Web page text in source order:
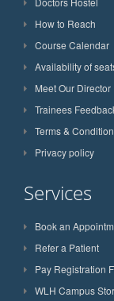
How to Reach
Course Calendar
Availability of
Meet Our Director
Trainees
Terms &
Privacy policy
Services
Book an
Refer a Patient
Pay Registration
WLH Campus